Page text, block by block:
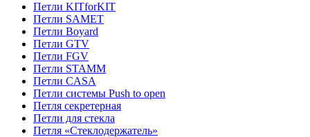
Петли KITforKIT
Петли SAMET
Петли Boyard
Петли GTV
Петли FGV
Петли STAMM
Петли CASA
Петли системы Push to open
Петля секретерная
Петли для стекла
Петля «Стеклодержатель»